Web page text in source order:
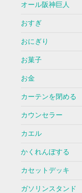
オール阪神巨人
おすぎ
おにぎり
お菓子
お金
カーテンを閉める
カウンセラー
カエル
かくれんぼする
カセットデッキ
ガソリンスタンド